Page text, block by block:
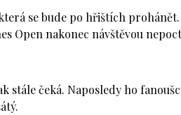
se bude po hřištích
Open nakonec návštěvou
stále čeká. Naposledy ho